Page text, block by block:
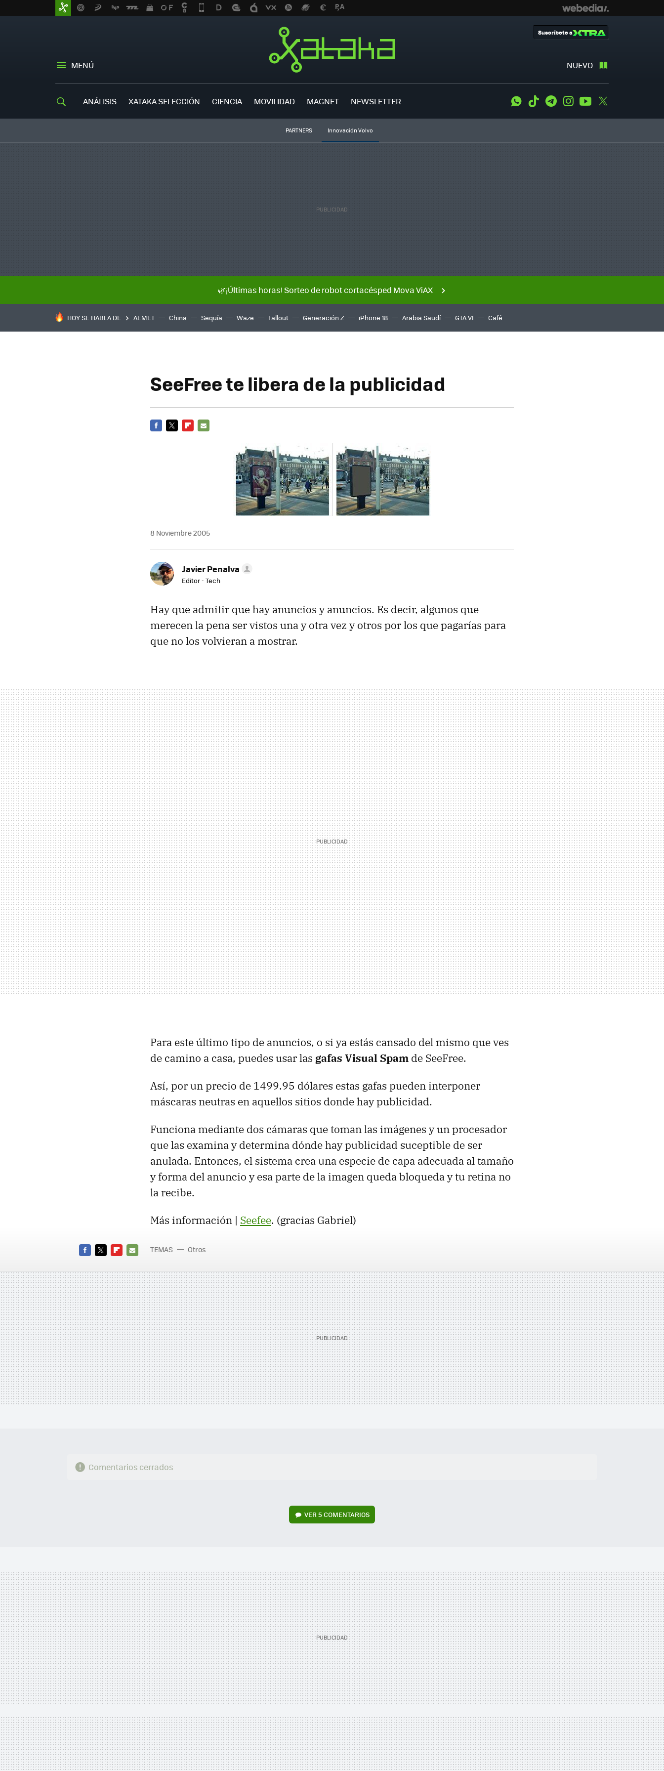
MENÚ NUEVO
Suscríbete a
ANÁLISIS XATAKA SELECCIÓN CIENCIA MOVILIDAD MAGNET NEWSLETTER WhatsApp
Tiktok TelegramInstagramYoutube
PARTNERS Innovación Volvo
🌿¡Últimas horas! Sorteo de robot cortacésped Mova ViAX
HOY SE HABLA DE AEMET China Sequía Waze Fallout Generación Z iPhone 18 Arabia Saudí GTA VI Café
SeeFree te libera de la publicidad
8 Noviembre 2005
Javier Penalva
Editor - Tech
Hay que admitir que hay anuncios y anuncios. Es decir, algunos que
merecen la pena ser vistos una y otra vez y otros por los que pagarías para
que no los volvieran a mostrar.
Para este último tipo de anuncios, o si ya estás cansado del mismo que ves
de camino a casa, puedes usar las gafas Visual Spam de SeeFree.
Así, por un precio de 1499.95 dólares estas gafas pueden interponer
máscaras neutras en aquellos sitios donde hay publicidad.
Funciona mediante dos cámaras que toman las imágenes y un procesador
que las examina y determina dónde hay publicidad suceptible de ser
anulada. Entonces, el sistema crea una especie de capa adecuada al tamaño
y forma del anuncio y esa parte de la imagen queda bloqueda y tu retina no
la recibe.
Más información | Seefee. (gracias Gabriel)
MAIL
TEMAS Otros
Comentarios cerrados
VER5 COMENTARIOS